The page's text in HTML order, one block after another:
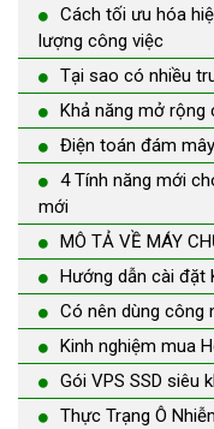
Cách tối ưu hóa
lượng công việc
Tại sao có nhiều
Khả năng mở rộng
Điện toán đám
4 Tính năng mới
mới
MÔ TẢ VỀ MÁY
Hướng dẫn cài đặt
Có nên dùng công
Kinh nghiệm mua
Gói VPS SSD siêu
Thực Trạng Ô